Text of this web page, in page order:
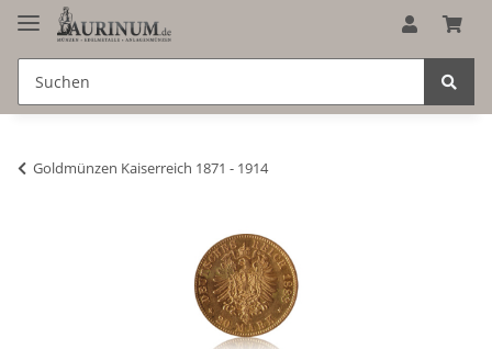
Goldmünzen Kaiserreich 1871 - 1914